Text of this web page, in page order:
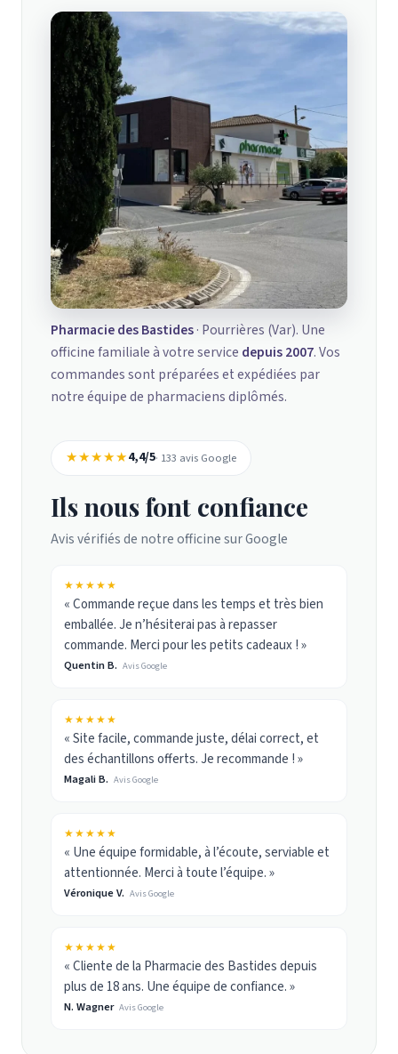
Pharmacie des Bastides· Pourrières (Var). Une
officine familiale à votre service depuis 2007. Vos
commandes sont préparées et expédiées par
notre équipe de pharmaciens diplômés.
★★★★★4,4/5· 133 avis Google
Ils nous font confiance
Avis vérifiés de notre officine sur Google
★★★★★
« Commande reçue dans les temps et très bien
emballée. Je n’hésiterai pas à repasser
commande. Merci pour les petits cadeaux ! »
Quentin B. Avis Google
★★★★★
« Site facile, commande juste, délai correct, et
des échantillons offerts. Je recommande ! »
Magali B. Avis Google
★★★★★
« Une équipe formidable, à l’écoute, serviable et
attentionnée. Merci à toute l’équipe. »
Véronique V. Avis Google
★★★★★
« Cliente de la Pharmacie des Bastides depuis
plus de 18 ans. Une équipe de confiance. »
N. Wagner Avis Google